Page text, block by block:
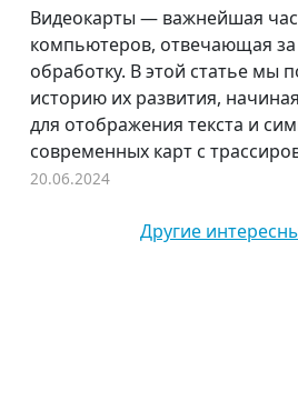
Видеокарты — важнейшая
компьютеров, отвечающая
обработку. В этой статье мы
историю их развития,
для отображения текста и
современных карт с
20.06.2024
Другие